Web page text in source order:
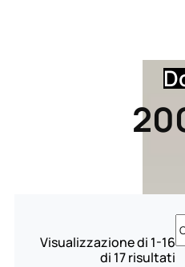
Visualizzazione di 1-16
di 17 risultati